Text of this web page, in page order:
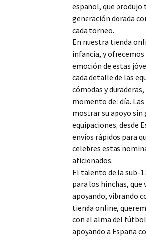
español, que produjo
generación dorada
cada torneo.
En nuestra tienda
infancia, y
emoción de estas
cada detalle de las
cómodas y
momento del día.
mostrar su apoyo sin
equipaciones, desde
envíos rápidos para
celebres estas
aficionados.
El talento de la sub-
para los hinchas,
apoyando, vibrando
tienda online,
con el alma del
apoyando a España